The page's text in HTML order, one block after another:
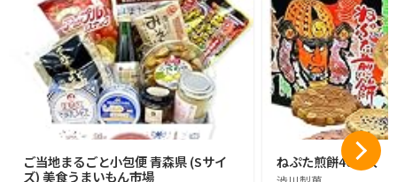
ご当地まるごと小包便 青森県 (Sサイ
ズ) 美食うまいもん市場
ねぷた煎餅40枚入